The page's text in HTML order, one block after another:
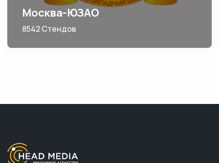
Москва-ЮЗАО
8542 Стендов